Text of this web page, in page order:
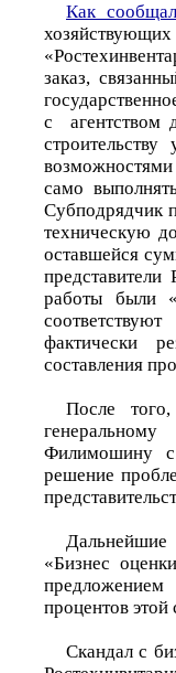
Как
заказ,
с агентством
само
Субподрядчик
техническую
оставшейся
представители
работы были
фактически
составления
После
Филимошину с
решение
Дальнейшие
«Бизнес
процентов
Скандал с